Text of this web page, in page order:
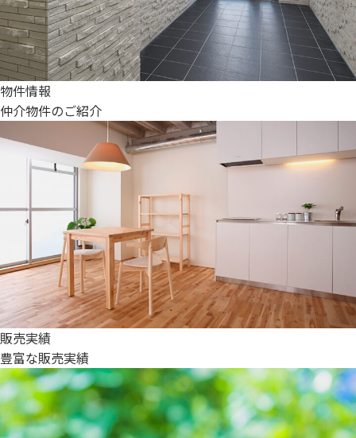
物件情報
仲介物件のご紹介
販売実績
豊富な販売実績